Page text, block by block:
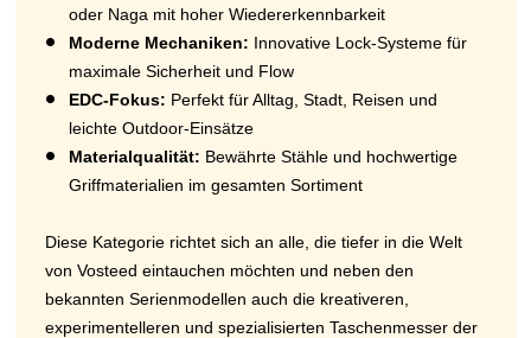
oder Naga mit hoher Wiedererkennbarkeit
Moderne Mechaniken: Innovative Lock-Systeme für
maximale Sicherheit und Flow
EDC-Fokus: Perfekt für Alltag, Stadt, Reisen und
leichte Outdoor-Einsätze
Materialqualität: Bewährte Stähle und hochwertige
Griffmaterialien im gesamten Sortiment
Diese Kategorie richtet sich an alle, die tiefer in die Welt
von Vosteed eintauchen möchten und neben den
bekannten Serienmodellen auch die kreativeren,
experimentelleren und spezialisierten Taschenmesser der